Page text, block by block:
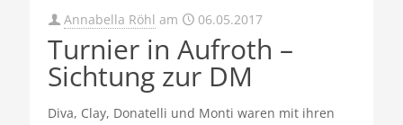
Annabella Röhl am 06.05.2017
Turnier in Aufroth –
Sichtung zur DM
Diva, Clay, Donatelli und Monti waren mit ihren